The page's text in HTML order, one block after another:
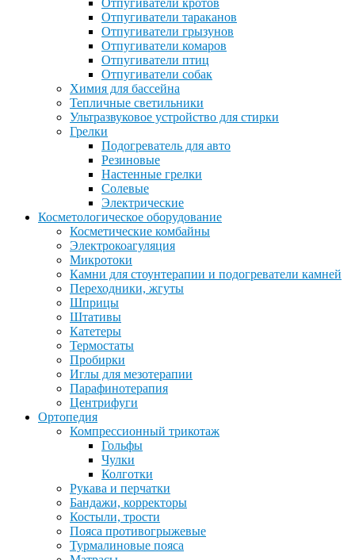
Отпугиватели кротов
Отпугиватели тараканов
Отпугиватели грызунов
Отпугиватели комаров
Отпугиватели птиц
Отпугиватели собак
Химия для бассейна
Тепличные светильники
Ультразвуковое устройство для стирки
Грелки
Подогреватель для авто
Резиновые
Настенные грелки
Солевые
Электрические
Косметологическое оборудование
Косметические комбайны
Электрокоагуляция
Микротоки
Камни для стоунтерапии и подогреватели камней
Переходники, жгуты
Шприцы
Штативы
Катетеры
Термостаты
Пробирки
Иглы для мезотерапии
Парафинотерапия
Центрифуги
Ортопедия
Компрессионный трикотаж
Гольфы
Чулки
Колготки
Рукава и перчатки
Бандажи, корректоры
Костыли, трости
Пояса противогрыжевые
Турмалиновые пояса